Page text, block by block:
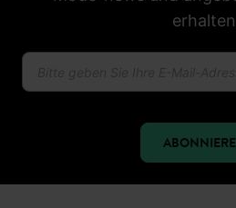
erhalten